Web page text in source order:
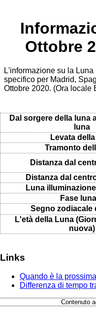
Ottobre
L'informazione su la Luna
specifico per Madrid,
Ottobre 2020. (Ora locale
Dal sorgere della luna
luna
Levata
Tramonto
Distanza dal
Distanza dal
Luna
Fase
Segno zodiacale
L'età della Luna
nuova)
Links
Quando è la
Differenza di tempo
Contenuto